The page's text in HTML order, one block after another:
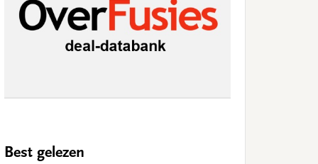
Best gelezen